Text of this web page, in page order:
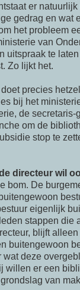
er
gedrag en wat
het probleem
van
uitspraak te
Zo lijkt het.
precies
bij het
de secretaris-
om de
stop te
directeur wil
bom. De
eigenlijk
stappen die
blijft
buitengewoon
wat deze
willen er een
van